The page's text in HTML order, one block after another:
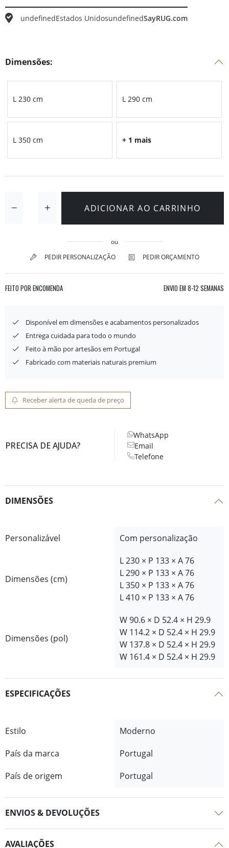
undefinedEstados UnidosundefinedSayRUG.com
Dimensões:
L 230 cm L 290 cm
L 350 cm + 1 mais
ADICIONAR AO CARRINHO
ou
PEDIR PERSONALIZAÇÃO
PEDIR ORÇAMENTO
FEITO POR ENCOMENDA ENVIO EM 8-12 SEMANAS
Disponível em dimensões e acabamentos personalizados
Entrega cuidada para todo o mundo
Feito à mão por artesãos em Portugal
Fabricado com materiais naturais premium
Receber alerta de queda de preço
PRECISA DE AJUDA?
WhatsApp
Email
Telefone
DIMENSÕES
Personalizável Com personalização
Dimensões (cm)
L 230 × P 133 × A 76
L 290 × P 133 × A 76
L 350 × P 133 × A 76
L 410 × P 133 × A 76
Dimensões (pol)
W 90.6 × D 52.4 × H 29.9
W 114.2 × D 52.4 × H 29.9
W 137.8 × D 52.4 × H 29.9
W 161.4 × D 52.4 × H 29.9
ESPECIFICAÇÕES
Estilo
Moderno
País da marca
Portugal
País de origem
Portugal
ENVIOS & DEVOLUÇÕES
AVALIAÇÕES